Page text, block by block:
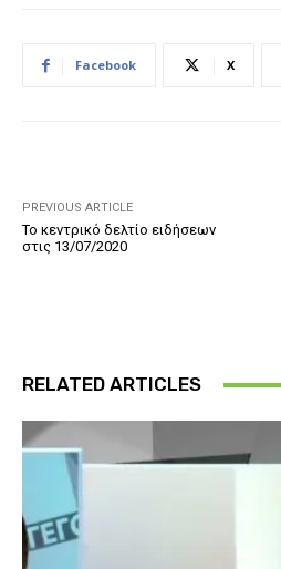
Facebook X
PREVIOUS ARTICLE
Το κεντρικό δελτίο ειδήσεων
στις 13/07/2020
RELATED ARTICLES